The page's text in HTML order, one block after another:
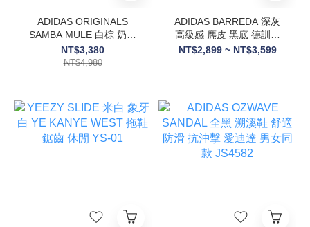
ADIDAS ORIGINALS
SAMBA MULE 白棕 奶咖
大地色系 穆勒 拖鞋 女鞋
HP5050/HP5051
NT$3,380
NT$4,980
ADIDAS BARREDA 深灰
高級感 麂皮 黑底 德訓鞋
板鞋 愛迪達 KH6999
NT$2,899 ~ NT$3,599